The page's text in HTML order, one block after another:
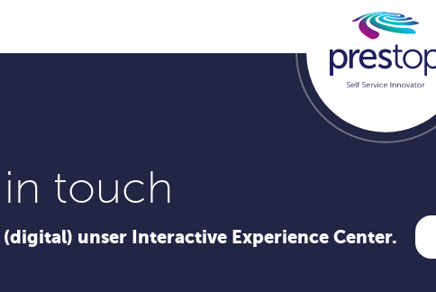
touch
(digital) unser Interactive Experience Center.